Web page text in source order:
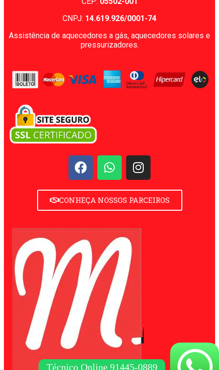
CNPJ: 14.619.926/0001-74
Assistência de aquecedores a gás, aquecedores solares e
pressurizadores.
CONHEÇA NOSSOS PARCEIROS
Técnico Online 91445-0889